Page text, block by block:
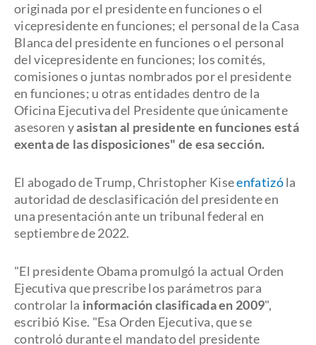
originada por el presidente en funciones o el
vicepresidente en funciones; el personal de la Casa
Blanca del presidente en funciones o el personal
del vicepresidente en funciones; los comités,
comisiones o juntas nombrados por el presidente
en funciones; u otras entidades dentro de la
Oficina Ejecutiva del Presidente que únicamente
asesoren yasistan al presidente en funciones está
exenta de las disposiciones" de esa sección.
El abogado de Trump, Christopher Kiseenfatizóla
autoridad de desclasificación del presidente en
una presentación ante un tribunal federal en
septiembre de 2022.
"El presidente Obama promulgó la actual Orden
Ejecutiva que prescribe los parámetros para
controlar la información clasificada en 2009",
escribió Kise. "Esa Orden Ejecutiva, que se
controló durante el mandato del presidente